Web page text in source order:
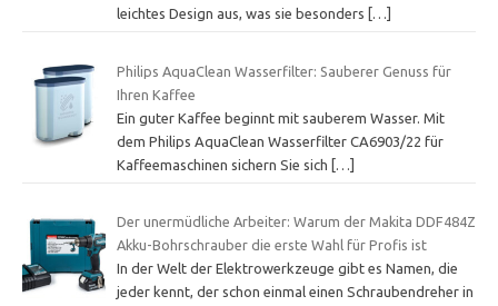
leichtes Design aus, was sie besonders
[…]
Philips AquaClean Wasserfilter: Sauberer Genuss für
Ihren Kaffee
Ein guter Kaffee beginnt mit sauberem Wasser. Mit
dem Philips AquaClean Wasserfilter CA6903/22 für
Kaffeemaschinen sichern Sie sich
[…]
Der unermüdliche Arbeiter: Warum der Makita DDF484Z
Akku-Bohrschrauber die erste Wahl für Profis ist
In der Welt der Elektrowerkzeuge gibt es Namen, die
jeder kennt, der schon einmal einen Schraubendreher in